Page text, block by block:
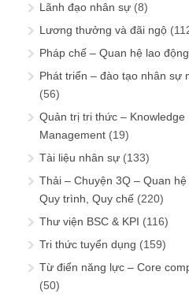
Lãnh đạo nhân sự (8)
Lương thưởng và đãi ngộ
Pháp chế – Quan hệ lao động
Phát triển – đào tạo nhân sự
(56)
Quản trị tri thức – Knowledge
Management (19)
Tài liệu nhân sự (133)
Thải – Chuyện 3Q – Quan
Quy trình, Quy chế (220)
Thư viện BSC & KPI (116)
Tri thức tuyển dụng (159)
Từ điển năng lực – Core
(50)